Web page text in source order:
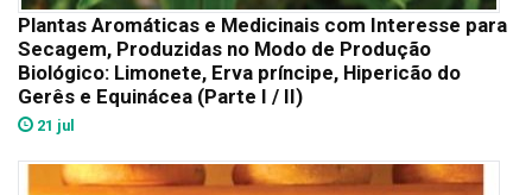
Plantas Aromáticas e Medicinais com Interesse para
Secagem, Produzidas no Modo de Produção
Biológico: Limonete, Erva príncipe, Hipericão do
Gerês e Equinácea (Parte I / II)
21 jul